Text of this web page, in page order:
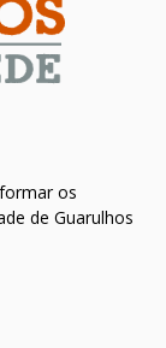
os
de Guarulhos